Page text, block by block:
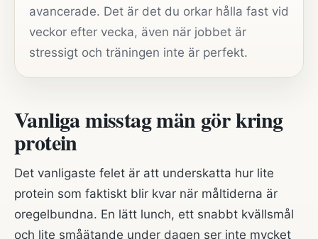
avancerade. Det är det du orkar hålla fast vid
veckor efter vecka, även när jobbet är
stressigt och träningen inte är perfekt.
Vanliga misstag män gör kring
protein
Det vanligaste felet är att underskatta hur lite
protein som faktiskt blir kvar när måltiderna är
oregelbundna. En lätt lunch, ett snabbt kvällsmål
och lite småätande under dagen ser inte mycket